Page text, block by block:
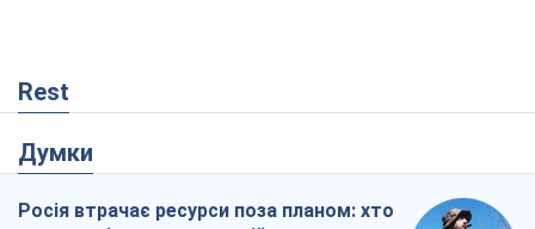
Rest
Думки
Росія втрачає ресурси поза планом: хто